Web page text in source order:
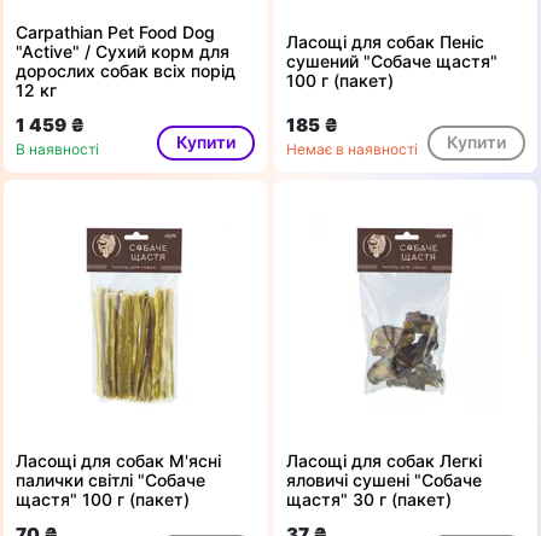
Carpathian Pet Food Dog
"Active" / Сухий корм для
дорослих собак всіх порід
12 кг
1 459 ₴
В наявності Купити
Ласощі для собак Пеніс
сушений "Собаче щастя"
100 г (пакет)
185 ₴
Немає в наявності Купити
Ласощі для собак М'ясні
палички світлі "Собаче
щастя" 100 г (пакет)
Ласощі для собак Легкі
яловичі сушені "Собаче
щастя" 30 г (пакет)